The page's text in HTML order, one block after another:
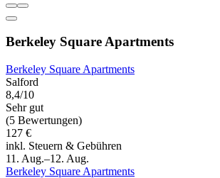
Berkeley Square Apartments
Berkeley Square Apartments
Salford
8,4/10
Sehr gut
(5 Bewertungen)
127 €
inkl. Steuern & Gebühren
11. Aug.–12. Aug.
Berkeley Square Apartments